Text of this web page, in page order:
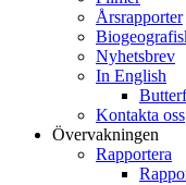
Årsrapporter
Nyhetsbrev
In English
Kontakta oss
Övervakningen
Rapportera